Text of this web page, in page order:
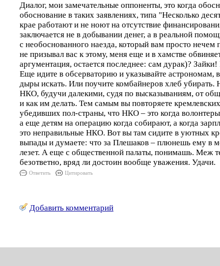
Диалог, мои замечательные оппоненты, это когда
обоснование в таких заявлениях, типа "Несколько
крае работают и не ноют на отсутствие
заключается не в добывании денег, а в реальной
с необоснованного наезда, который вам просто нечем
не призывал вас к этому, меня еще и в хамстве
аргументация, остается последнее: сам дурак)? Зайки!
Еще идите в обсерваторию и указывайте астрономам,
дыры искать. Или поучите комбайнеров хлеб убирать.
НКО, будучи далекими, судя по высказываниям, от
и как им делать. Тем самым вы повторяете
убедивших пол-страны, что НКО – это когда
а еще детям на операцию когда собирают, а когда
это неправильные НКО. Вот вы там сидите в уютных
выпады и думаете: что за Плешаков – плюнешь ему в
лезет. А еще с общественной палаты, понимашь. Меж
безответно, вряд ли достоин вообще уважения. Удачи.
Ответить Цитировать
Добавить комментарий